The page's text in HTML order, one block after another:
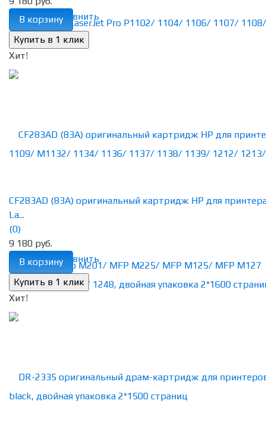
избранное сравнить
В корзину
Хит!
избранное сравнить
CF283AD (83A) оригинальный картридж HP для
La...
(0)
9 180 руб.
В корзину
Хит!